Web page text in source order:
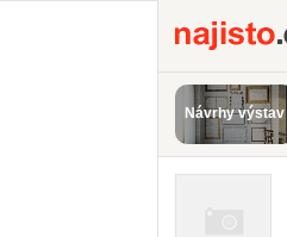
Návrhy výstav